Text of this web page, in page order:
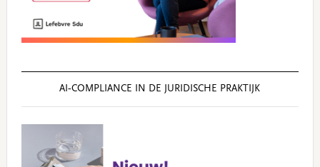
AI‑COMPLIANCE IN DE JURIDISCHE PRAKTIJK